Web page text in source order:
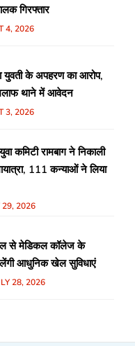
गिरफ्तार
4, 2026
युवती के अपहरण का आरोप,
थाने में आवेदन
3, 2026
कमिटी रामबाग ने निकाली
111 कन्याओं ने लिया
29, 2026
से मेडिकल कॉलेज के
मिलेंगी आधुनिक खेल सुविधाएं
28, 2026